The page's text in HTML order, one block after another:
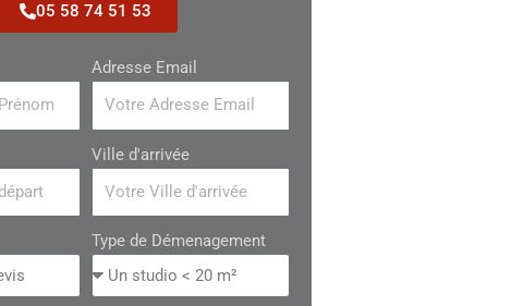
05 58 74 51 53
Adresse Email
Ville d'arrivée
Type de Démenagement